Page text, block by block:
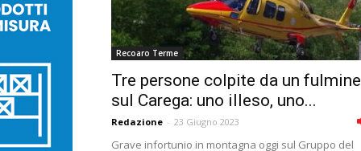
Recoaro Terme
Tre persone colpite da un fulmine
sul Carega: uno illeso, uno...
Redazione - 23 Giugno 2023
Grave infortunio in montagna oggi sul Gruppo del